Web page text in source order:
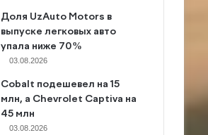
Доля UzAuto Motors в
выпуске легковых авто
упала ниже 70%
03.08.2026
Cobalt подешевел на 15
млн, а Chevrolet Captiva на
45 млн
03.08.2026